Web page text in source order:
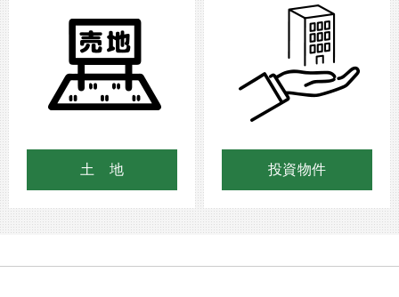
土 地 投資物件